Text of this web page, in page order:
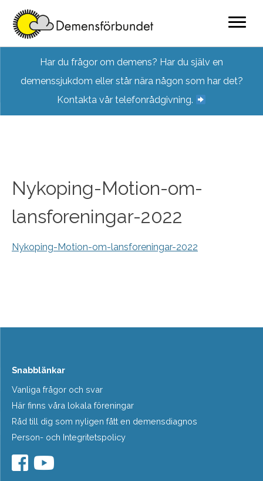
content
Har du frågor om demens? Har du själv en
demenssjukdom eller står nära någon som har det?
Kontakta vår telefonrådgivning.
Nykoping-Motion-om-
lansforeningar-2022
Nykoping-Motion-om-lansforeningar-2022
Snabblänkar
Vanliga frågor och svar
Här finns våra lokala föreningar
Råd till dig som nyligen fått en demensdiagnos
Person- och Integritetspolicy